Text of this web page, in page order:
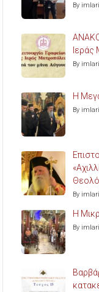
By
By
Η
By
By
Η
By